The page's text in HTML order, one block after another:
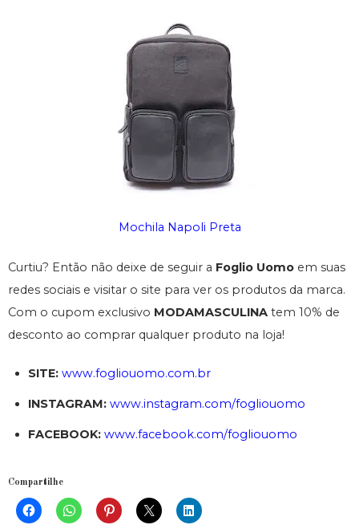
Mochila Napoli Preta
Curtiu? Então não deixe de seguir a Foglio Uomo em suas
redes sociais e visitar o site para ver os produtos da marca.
Com o cupom exclusivo MODAMASCULINA tem 10% de
desconto ao comprar qualquer produto na loja!
SITE: www.fogliouomo.com.br
INSTAGRAM: www.instagram.com/fogliouomo
FACEBOOK: www.facebook.com/fogliouomo
Compartilhe